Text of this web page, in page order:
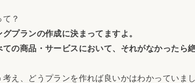
？
プランの作成に決まってますよ。
の商品・サービスにおいて、それがなかったら
え、どうプランを作れば良いかはわかっていま